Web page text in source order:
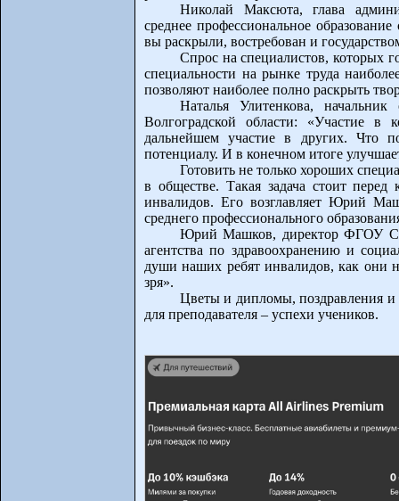
Николай Максюта, глава
среднее профессиональное
вы раскрыли, востребован и
Спрос на специалистов, которых
специальности на рынке труда
позволяют наиболее полно раскрыть
Наталья Улитенкова,
Волгоградской области: «Участие в
дальнейшем участие в других. Что
потенциалу. И в конечном итоге
Готовить не только хороших
в обществе. Такая задача стоит перед
инвалидов. Его возглавляет Юрий
среднего профессионального
Юрий Машков, директор ФГОУ
агентства по здравоохранению и
души наших ребят инвалидов, как они
зря».
Цветы и дипломы, поздравления и
для преподавателя – успехи учеников.